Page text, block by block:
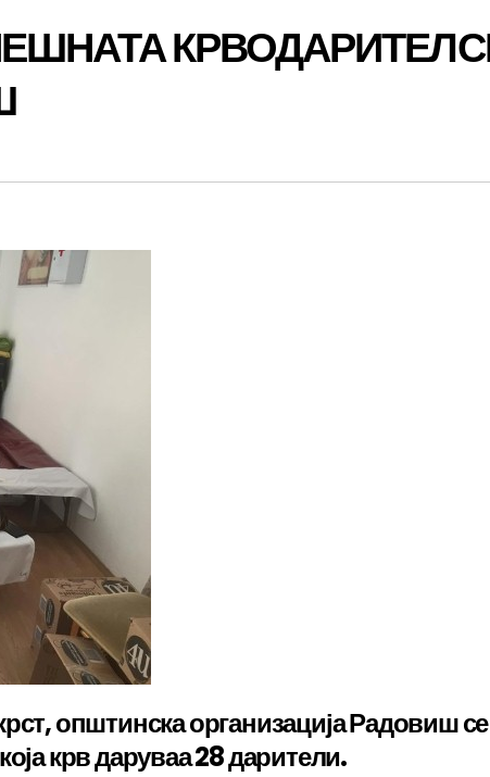
општинска организација Радовиш се
крв даруваа 28 дарители.